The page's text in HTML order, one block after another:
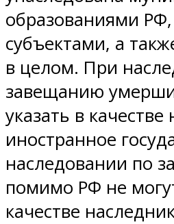
образованиями
субъектами, а
в целом. При
завещанию
указать в качестве
иностранное
наследовании по
помимо РФ не
качестве